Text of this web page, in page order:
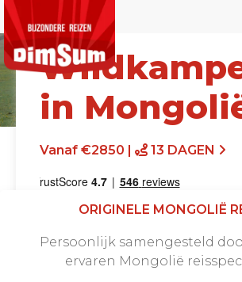
in
Vanaf €2850 | 13 DAGEN
ORIGINELE MONGOLIË
Persoonlijk samengesteld
ervaren Mongolië